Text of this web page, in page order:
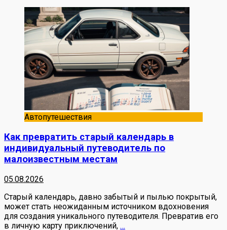
Автопутешествия
Как превратить старый календарь в
индивидуальный путеводитель по
малоизвестным местам
05.08.2026
Старый календарь, давно забытый и пылью покрытый,
может стать неожиданным источником вдохновения
для создания уникального путеводителя. Превратив его
в личную карту приключений, …